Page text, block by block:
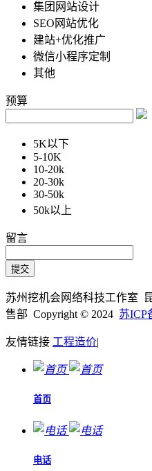
集团网站设计
SEO网站优化
建站+优化推广
微信小程序定制
其他
预算
5K以下
5-10K
10-20k
20-30k
30-50k
50k以上
留言
苏州挖机会网络科技工作室
售部 Copyright © 2024 苏ICP
友情链接 工程造价|
首页
电话